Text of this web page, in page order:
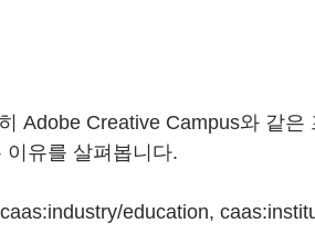
Adobe Creative Campus와 같은
유를 살펴봅니다.
education,